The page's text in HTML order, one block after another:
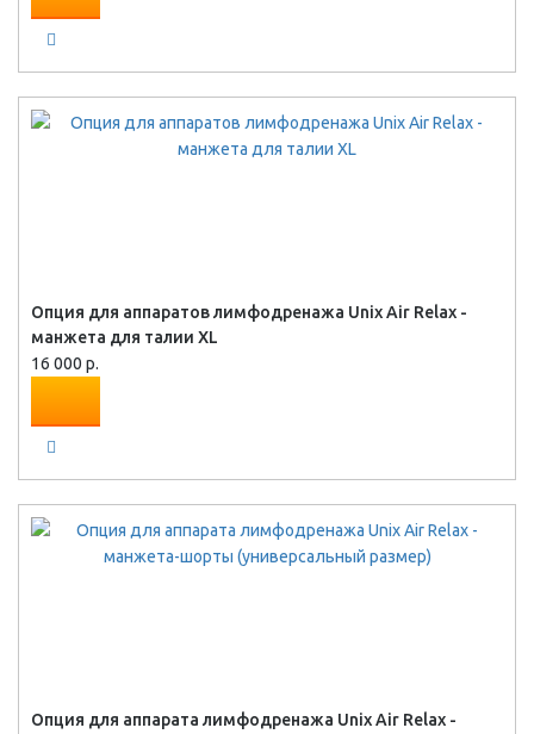
Опция для аппаратов лимфодренажа Unix Air Relax -
манжета для талии XL
16 000 р.
Опция для аппарата лимфодренажа Unix Air Relax -